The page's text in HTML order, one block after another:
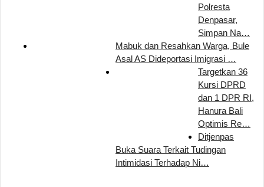
Polresta
Denpasar,
Simpan Na…
Mabuk dan Resahkan Warga, Bule
Asal AS Dideportasi Imigrasi …
Targetkan 36
Kursi DPRD
dan 1 DPR RI,
Hanura Bali
Optimis Re…
Ditjenpas
Buka Suara Terkait Tudingan
Intimidasi Terhadap Ni…